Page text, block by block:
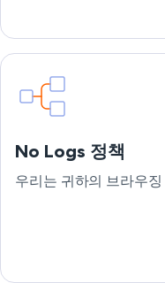
No Logs 정책
우리는 귀하의 브라우